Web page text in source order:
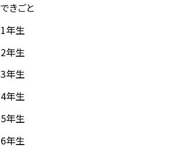
できごと
1年生
2年生
3年生
4年生
5年生
6年生